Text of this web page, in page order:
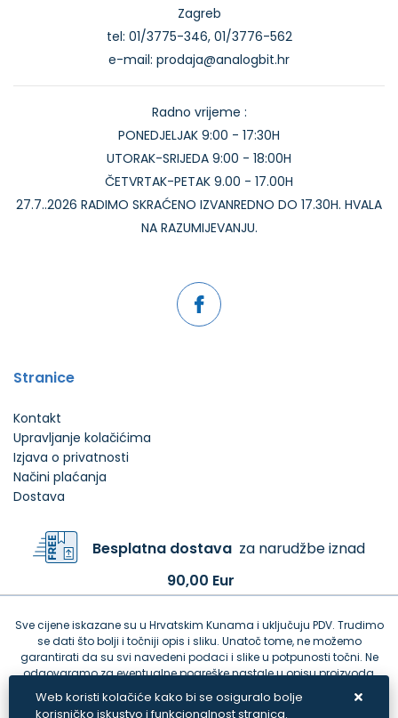
Zagreb
tel: 01/3775-346, 01/3776-562
e-mail: prodaja@analogbit.hr
Radno vrijeme :
PONEDJELJAK 9:00 - 17:30H
UTORAK-SRIJEDA 9:00 - 18:00H
ČETVRTAK-PETAK 9.00 - 17.00H
27.7..2026 RADIMO SKRAĆENO IZVANREDNO DO 17.30H. HVALA
NA RAZUMIJEVANJU.
Stranice
Kontakt
Upravljanje kolačićima
Izjava o privatnosti
Načini plaćanja
Dostava
Besplatna dostavaza narudžbe iznad
90,00 Eur
Sve cijene iskazane su u Hrvatskim Kunama i uključuju PDV. Trudimo
se dati što bolji i točniji opis i sliku. Unatoč tome, ne možemo
garantirati da su svi navedeni podaci i slike u potpunosti točni. Ne
odgovaramo za eventualne pogreške nastale u opisu proizvoda,
greške prilikom štampanja te promjene cijena.
Web koristi kolačiće kako bi se osiguralo bolje
korisničko iskustvo i funkcionalnost stranica.